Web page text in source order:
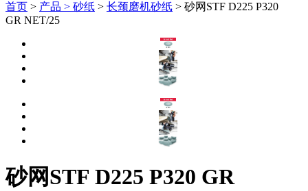
首页 > 产品 > 砂纸 > 长颈磨机砂纸 > 砂网STF D225 P320
GR NET/25
砂网STF D225 P320 GR